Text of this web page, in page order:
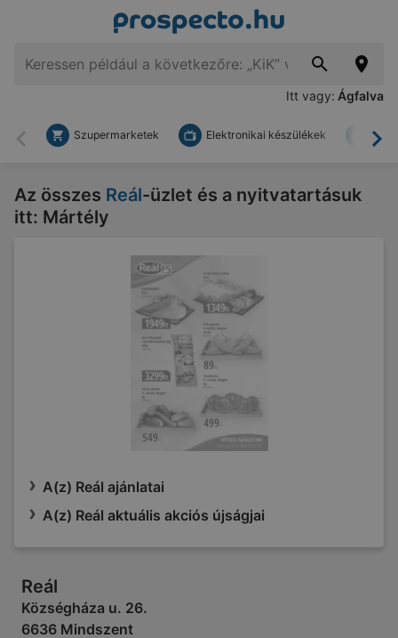
Itt vagy: Ágfalva
Vissza
Szupermarketek Elektronikai készülékek
Az összes Reál-üzlet és a nyitvatartásuk
itt: Mártély
A(z) Reál ajánlatai
A(z) Reál aktuális akciós újságjai
Reál
Községháza u. 26.
6636 Mindszent